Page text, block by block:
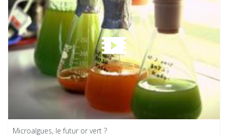
Microalgues, le futur or vert ?